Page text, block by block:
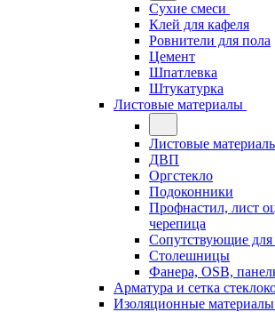
Сухие смеси
Клей для кафеля
Ровнители для пола
Цемент
Шпатлевка
Штукатурка
Листовые материалы
Листовые
ДВП
Оргстекло
Подоконники
Профнастил, лист
черепица
Сопутствующие
Столешницы
Фанера, OSB,
Арматура и сетка
Изоляционные материалы